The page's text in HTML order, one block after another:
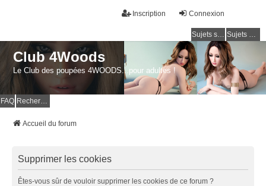
Connexion
Inscription
Sujets sans réponse Sujets actifs
Club 4Woods
Le Club des poupées 4WOODS...pour adultes !
FAQ
Accueil du forum
Supprimer les cookies
Êtes-vous sûr de vouloir supprimer les cookies de ce forum ?